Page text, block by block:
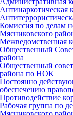
Административная
Антинаркотическая
Комиссия по делам
Мясниковского
Межведомственная
Общественный
района
Общественный
района по НОК
Постоянно
обеспечению
Противодействие
Рабочая группа по